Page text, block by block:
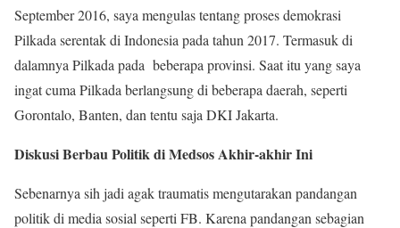
September 2016, saya mengulas tentang proses demokrasi
Pilkada serentak di Indonesia pada tahun 2017. Termasuk di
dalamnya Pilkada pada beberapa provinsi. Saat itu yang saya
ingat cuma Pilkada berlangsung di beberapa daerah, seperti
Gorontalo, Banten, dan tentu saja DKI Jakarta.
Diskusi Berbau Politik di Medsos Akhir-akhir Ini
Sebenarnya sih jadi agak traumatis mengutarakan pandangan
politik di media sosial seperti FB. Karena pandangan sebagian